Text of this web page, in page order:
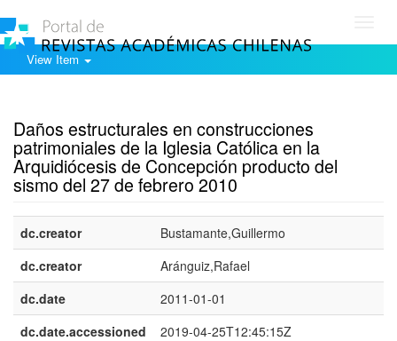
View Item
Daños estructurales en construcciones
patrimoniales de la Iglesia Católica en la
Arquidiócesis de Concepción producto del
sismo del 27 de febrero 2010
dc.creator
Bustamante,Guillermo
dc.creator
Aránguiz,Rafael
dc.date
2011-01-01
dc.date.accessioned
2019-04-25T12:45:15Z